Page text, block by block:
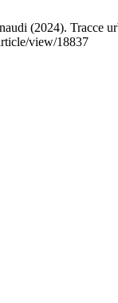
(2024). Tracce
view/18837